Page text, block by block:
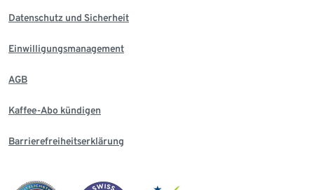
Datenschutz und Sicherheit
Einwilligungsmanagement
AGB
Kaffee-Abo kündigen
Barrierefreiheitserklärung